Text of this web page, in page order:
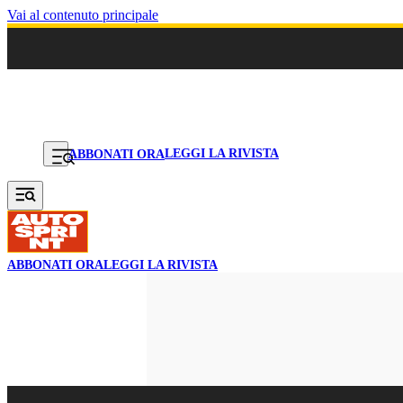
Vai al contenuto principale
ABBONATI ORALEGGI LA RIVISTA
ABBONATI ORALEGGI LA RIVISTA